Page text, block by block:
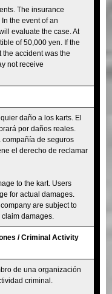
The insurance
the event of an
evaluate the case. At
of 50,000 yen. If the
accident was the
not receive
daño a los karts. El
por daños reales.
de seguros
el derecho de reclamar
to the kart. Users
for actual damages.
are subject to
damages.
/ Criminal Activity
de una organización
criminal.